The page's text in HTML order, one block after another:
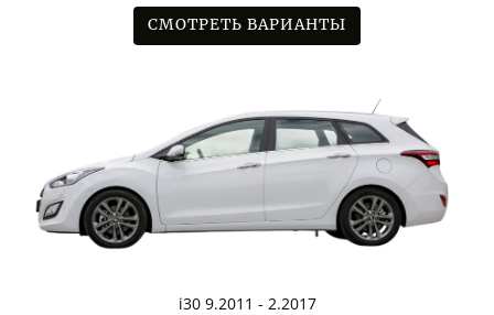
СМОТРЕТЬ ВАРИАНТЫ
i30 9.2011 - 2.2017